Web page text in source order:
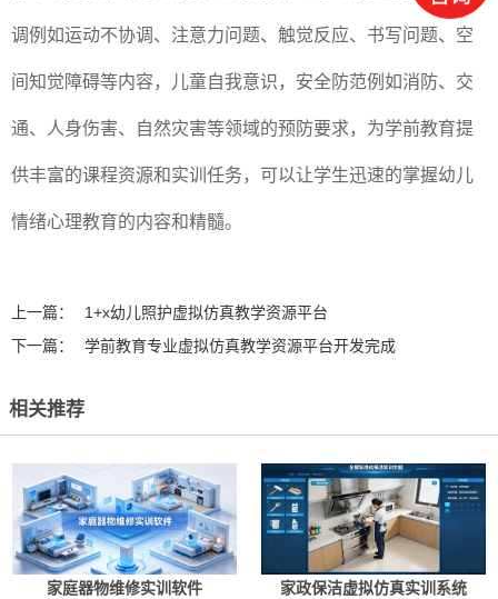
调例如运动不协调、注意力问题、触觉反应、书写问题、空
间知觉障碍等内容，儿童自我意识，安全防范例如消防、交
通、人身伤害、自然灾害等领域的预防要求，为学前教育提
供丰富的课程资源和实训任务，可以让学生迅速的掌握幼儿
情绪心理教育的内容和精髓。
上一篇：
1+x幼儿照护虚拟仿真教学资源平台
下一篇：
学前教育专业虚拟仿真教学资源平台开发完成
相关推荐
家庭器物维修实训软件 家政保洁虚拟仿真实训系统